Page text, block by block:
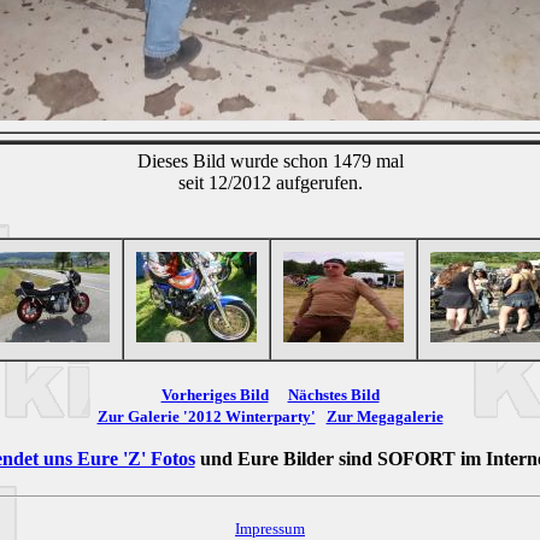
Dieses Bild wurde schon 1479 mal
seit 12/2012 aufgerufen.
Vorheriges Bild
Nächstes Bild
Zur Galerie '2012 Winterparty'
Zur Megagalerie
uns Eure 'Z' Fotosund Eure Bilder sind SOFORTim
Impressum